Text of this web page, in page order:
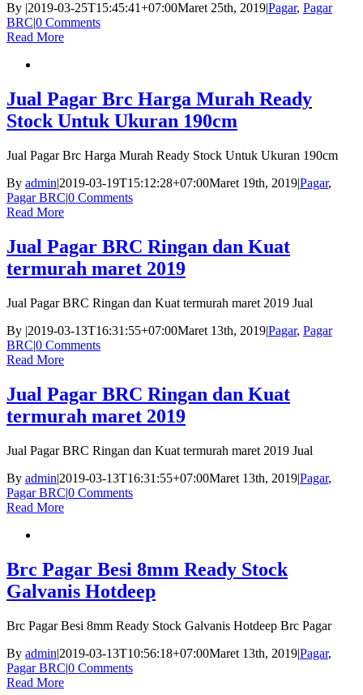
By |2019-03-25T15:45:41+07:00Maret 25th, 2019|Pagar, Pagar
BRC|0 Comments
Read More
Jual Pagar Brc Harga Murah Ready
Stock Untuk Ukuran 190cm
Jual Pagar Brc Harga Murah Ready Stock Untuk Ukuran 190cm
By admin|2019-03-19T15:12:28+07:00Maret 19th, 2019|Pagar,
Pagar BRC|0 Comments
Read More
Jual Pagar BRC Ringan dan Kuat
termurah maret 2019
Jual Pagar BRC Ringan dan Kuat termurah maret 2019 Jual
By |2019-03-13T16:31:55+07:00Maret 13th, 2019|Pagar, Pagar
BRC|0 Comments
Read More
Jual Pagar BRC Ringan dan Kuat
termurah maret 2019
Jual Pagar BRC Ringan dan Kuat termurah maret 2019 Jual
By admin|2019-03-13T16:31:55+07:00Maret 13th, 2019|Pagar,
Pagar BRC|0 Comments
Read More
Brc Pagar Besi 8mm Ready Stock
Galvanis Hotdeep
Brc Pagar Besi 8mm Ready Stock Galvanis Hotdeep Brc Pagar
By admin|2019-03-13T10:56:18+07:00Maret 13th, 2019|Pagar,
Pagar BRC|0 Comments
Read More